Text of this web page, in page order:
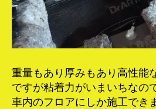
重量もあり厚みもあり高性能
ですが粘着力がいまいちなの
車内のフロアにしか施工でき